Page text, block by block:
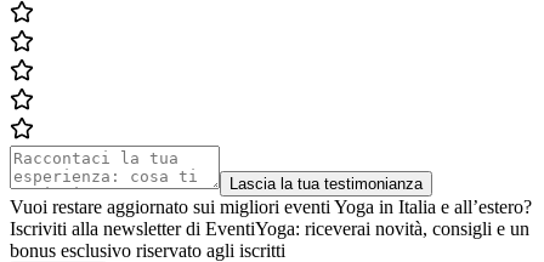
Lascia la tua testimonianza
Vuoi restare aggiornato sui migliori eventi Yoga in Italia e all’estero?
Iscriviti alla newsletter di EventiYoga: riceverai novità, consigli e un
bonus esclusivo riservato agli iscritti